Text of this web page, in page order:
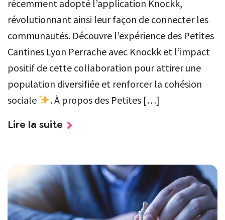
récemment adopté l’application Knockk,
révolutionnant ainsi leur façon de connecter les
communautés. Découvre l’expérience des Petites
Cantines Lyon Perrache avec Knockk et l’impact
positif de cette collaboration pour attirer une
population diversifiée et renforcer la cohésion
sociale
. À propos des Petites […]
Lire la suite